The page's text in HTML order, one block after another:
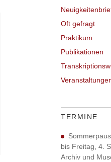
Oft gefragt
Praktikum
Publikationen
TERMINE
bis Freitag, 4.
Archiv und